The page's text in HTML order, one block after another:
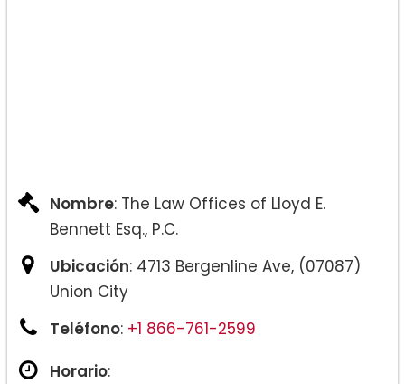
Nombre: The Law Offices of Lloyd E.
Bennett Esq., P.C.
Ubicación: 4713 Bergenline Ave, (07087)
Union City
Teléfono: +1 866-761-2599
Horario: